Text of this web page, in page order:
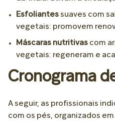
Esfoliantes suaves com
vegetais: promovem
Máscaras nutritivas com
vegetais: regeneram e
Cronograma
A seguir, as profissionais
com os pés, organizados